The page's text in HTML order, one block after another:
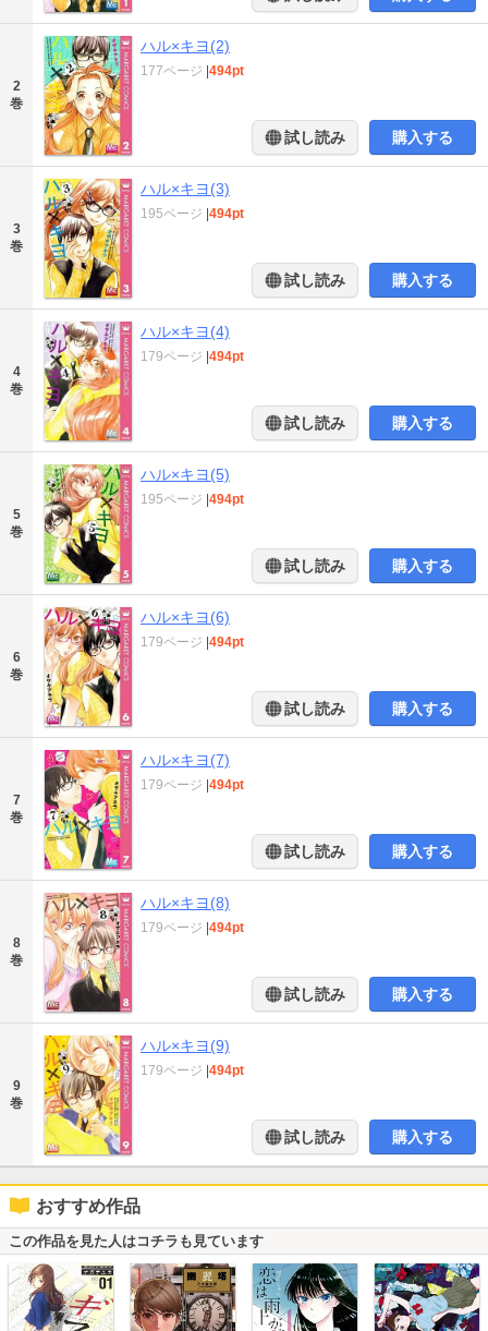
2
巻
ハル×キヨ(2)
177ページ 494pt
試し読み 購入する
3
巻
ハル×キヨ(3)
195ページ 494pt
試し読み 購入する
4
巻
ハル×キヨ(4)
179ページ 494pt
試し読み 購入する
5
巻
ハル×キヨ(5)
195ページ 494pt
試し読み 購入する
6
巻
ハル×キヨ(6)
179ページ 494pt
試し読み 購入する
7
巻
ハル×キヨ(7)
179ページ 494pt
試し読み 購入する
8
巻
ハル×キヨ(8)
179ページ 494pt
試し読み 購入する
9
巻
ハル×キヨ(9)
179ページ 494pt
試し読み 購入する
おすすめ作品
この作品を見た人はコチラも見ています